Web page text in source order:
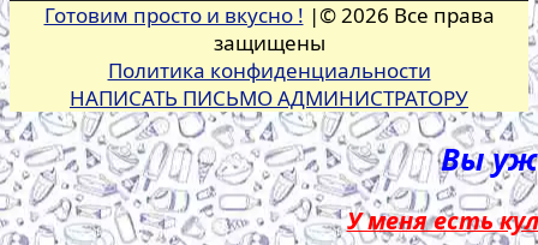
Готовим просто и вкусно ! |© 2026 Все права
защищены
Политика конфиденциальности
НАПИСАТЬ ПИСЬМО АДМИНИСТРАТОРУ
Вы
У меня есть